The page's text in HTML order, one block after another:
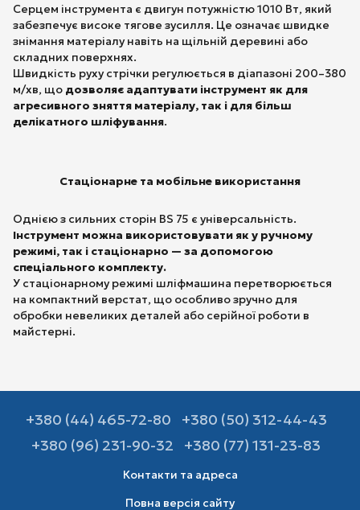
Серцем інструмента є двигун потужністю 1010 Вт, який
забезпечує високе тягове зусилля. Це означає швидке
знімання матеріалу навіть на щільній деревині або
складних поверхнях.
Швидкість руху стрічки регулюється в діапазоні 200–380
м/хв, що дозволяє адаптувати інструмент як для
агресивного зняття матеріалу, так і для більш
делікатного шліфування.
Стаціонарне та мобільне використання
Однією з сильних сторін BS 75 є універсальність.
Інструмент можна використовувати як у ручному
режимі, так і стаціонарно — за допомогою
спеціального комплекту.
У стаціонарному режимі шліфмашина перетворюється
на компактний верстат, що особливо зручно для
обробки невеликих деталей або серійної роботи в
майстерні.
+380 (44) 465-72-80
+380 (50) 312-44-43
+380 (96) 231-90-32
+380 (77) 131-23-83
Контакти та адреса
Повна версія сайту